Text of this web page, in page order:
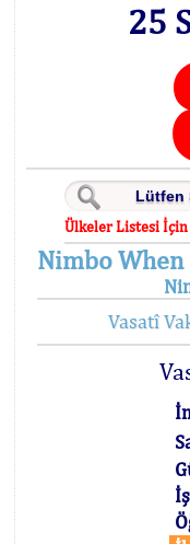
25
Ülkeler Listesi İçin
Nimbo When
Vasatî